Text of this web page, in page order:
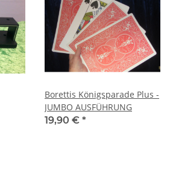
Borettis Königsparade Plus -
JUMBO AUSFÜHRUNG
19,90 € *